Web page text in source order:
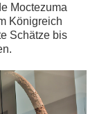
Moctezuma
Königreich
Schätze bis